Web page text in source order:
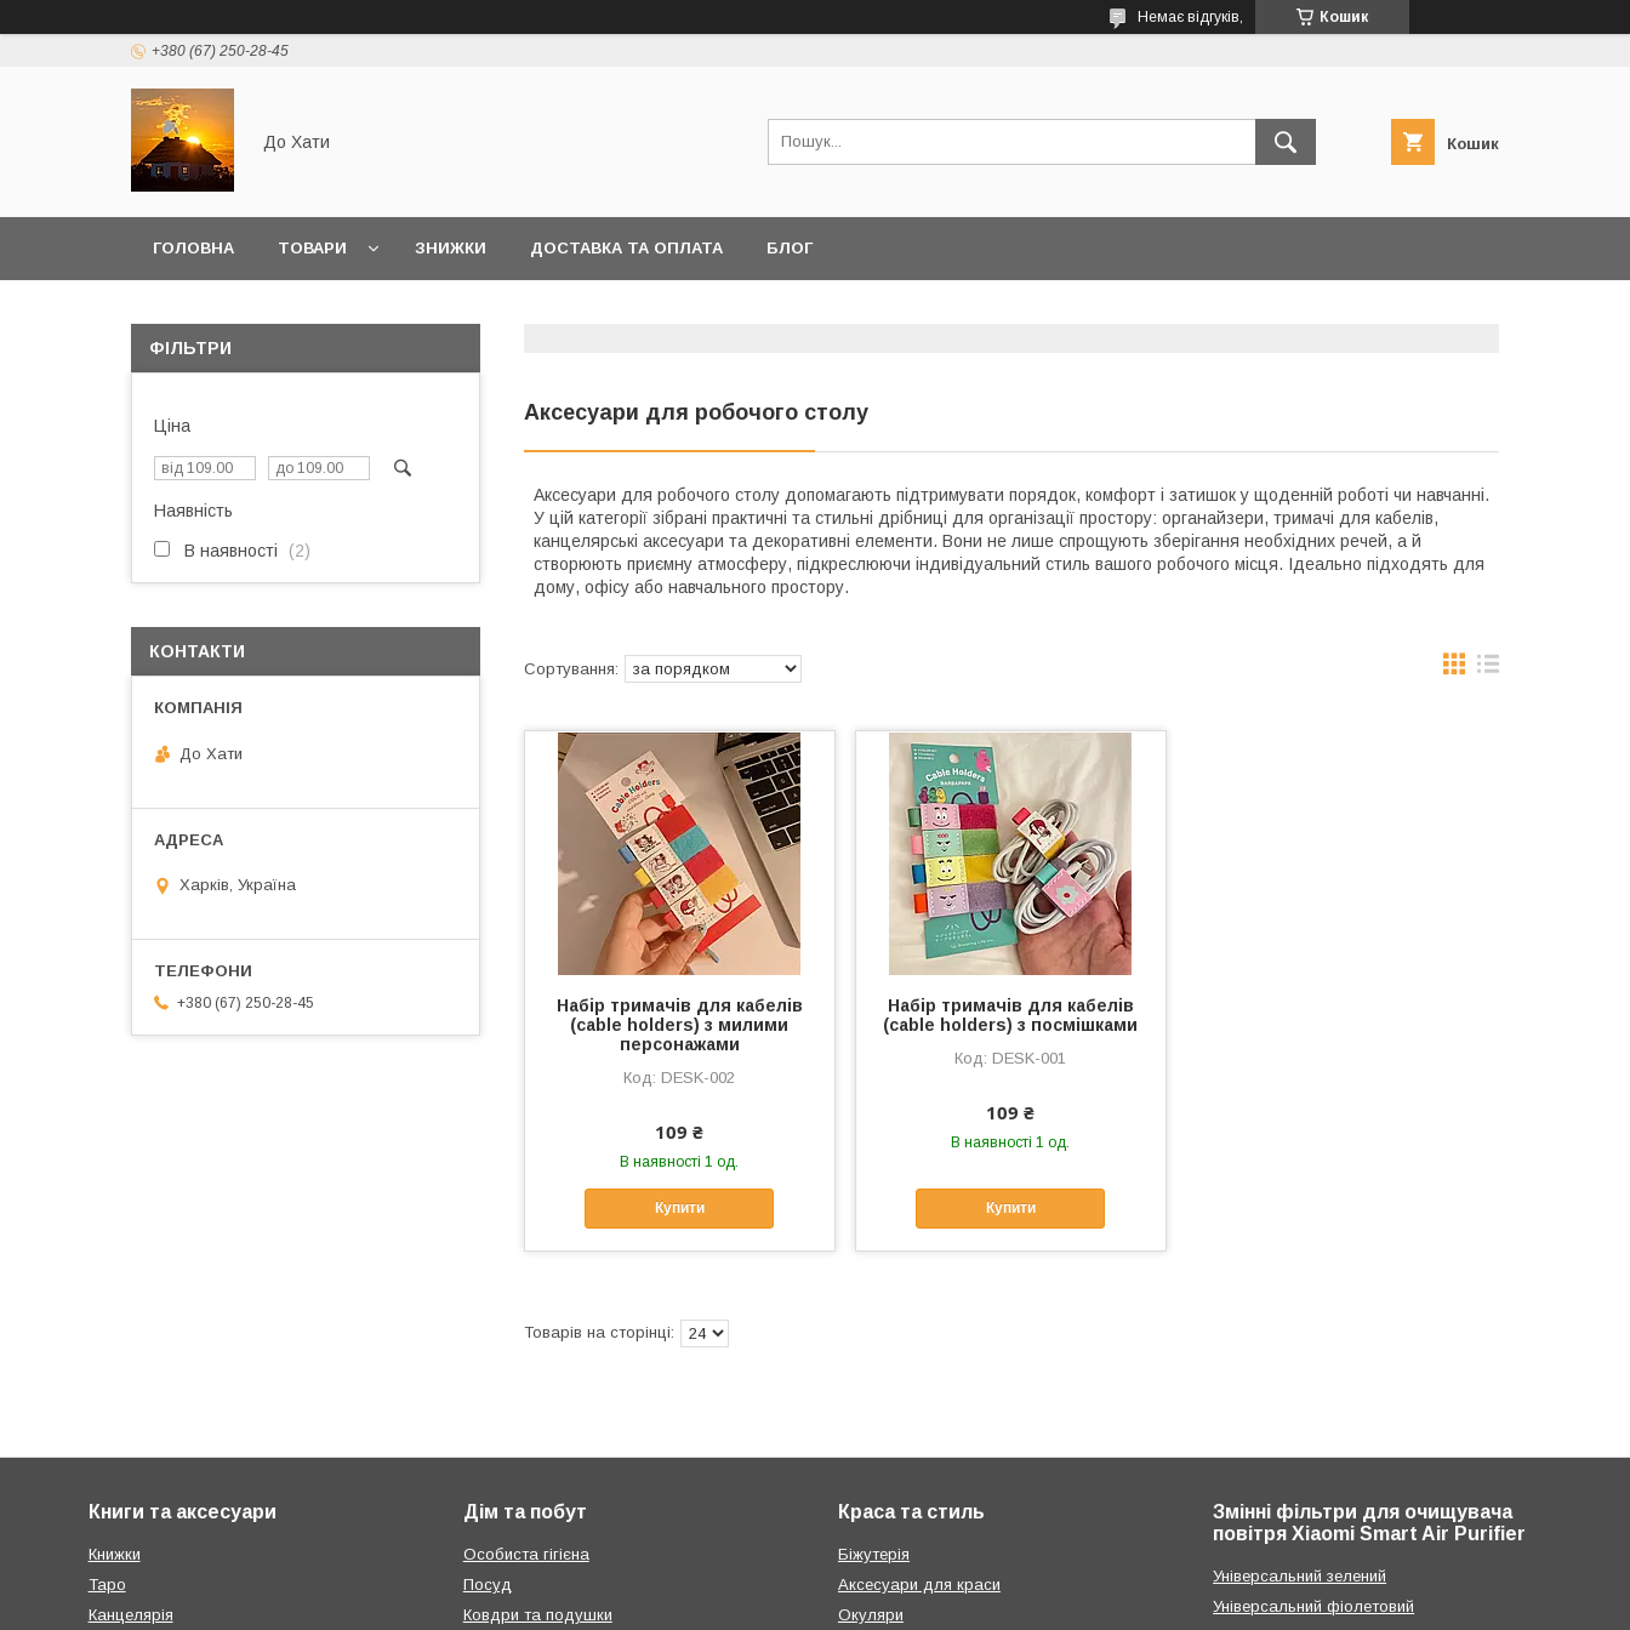
Кошик
Немає відгуків,
+380 (67) 250-28-45
До Хати Кошик
ГОЛОВНА ТОВАРИ ЗНИЖКИ ДОСТАВКА ТА ОПЛАТА БЛОГ
Аксесуари для робочого столу
Аксесуари для робочого столу допомагають підтримувати порядок, комфорт і затишок у щоденній роботі чи навчанні.
У цій категорії зібрані практичні та стильні дрібниці для організації простору: органайзери, тримачі для кабелів,
канцелярські аксесуари та декоративні елементи. Вони не лише спрощують зберігання необхідних речей, а й
створюють приємну атмосферу, підкреслюючи індивідуальний стиль вашого робочого місця. Ідеально підходять для
дому, офісу або навчального простору.
Набір тримачів для кабелів
(cable holders) з милими
персонажами
DESK-002
109 ₴
В наявності 1 од.
Купити
Набір тримачів для кабелів
(cable holders) з посмішками
DESK-001
109 ₴
В наявності 1 од.
Купити
ФІЛЬТРИ
Ціна
Наявність
В наявності 2
КОНТАКТИ
До Хати
Харків, Україна
+380 (67) 250-28-45
Книги та аксесуари
Книжки
Таро
Канцелярія
Дім та побут
Особиста гігієна
Посуд
Ковдри та подушки
Краса та стиль
Біжутерія
Аксесуари для краси
Окуляри
Змінні фільтри для очищувача
повітря Xiaomi Smart Air Purifier
Універсальний зелений
Універсальний фіолетовий